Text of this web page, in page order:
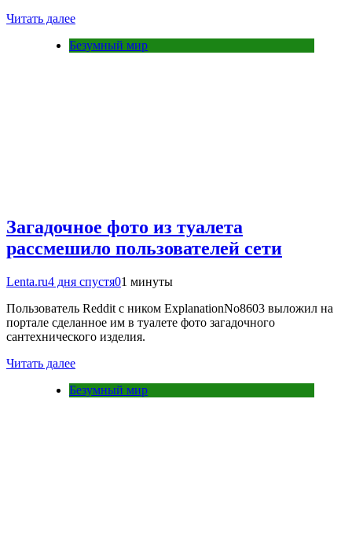
Читать далее
Безумный мир
Загадочное фото из туалета
рассмешило пользователей сети
Lenta.ru4 дня спустя01 минуты
Пользователь Reddit с ником ExplanationNo8603 выложил на
портале сделанное им в туалете фото загадочного
сантехнического изделия.
Читать далее
Безумный мир